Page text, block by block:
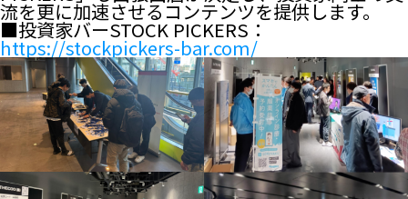
流を更に加速させるコンテンツを提供します。
■投資家バーSTOCK PICKERS：
https://stockpickers-bar.com/